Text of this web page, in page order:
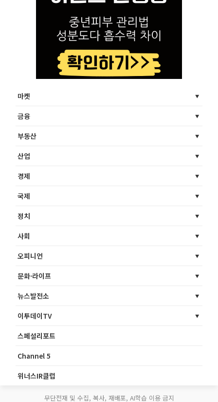
마켓
금융
부동산
산업
경제
국제
정치
사회
오피니언
문화·라이프
뉴스발전소
이투데이TV
스페셜리포트
Channel 5
위너스IR클럽
무단전재 및 수집, 복사, 재배포, AI학습 이용 금지